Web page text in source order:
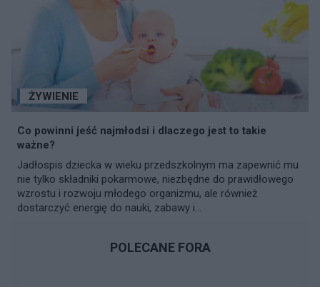
ŻYWIENIE
Co powinni jeść najmłodsi i dlaczego jest to takie
ważne?
Jadłospis dziecka w wieku przedszkolnym ma zapewnić mu
nie tylko składniki pokarmowe, niezbędne do prawidłowego
wzrostu i rozwoju młodego organizmu, ale również
dostarczyć energię do nauki, zabawy i...
POLECANE FORA